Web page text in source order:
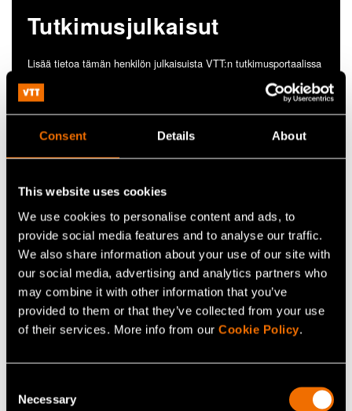
Consent Details About
This website uses cookies
We use cookies to personalise content and ads, to
provide social media features and to analyse our traffic.
We also share information about your use of our site with
our social media, advertising and analytics partners who
may combine it with other information that you’ve
provided to them or that they’ve collected from your use
of their services. More info from our Cookie Policy.
Selection
Necessary
Tutkimusjulkaisut
Lisää tietoa tämän henkilön julkaisuista VTT:n tutkimusportaalissa
cris.vtt.fi
Katso julkaisuja CRIS-portaalissa
Ota yhteyttä
Laita viesti henkilölle Jaakko
Asikainen ja löydä uusia